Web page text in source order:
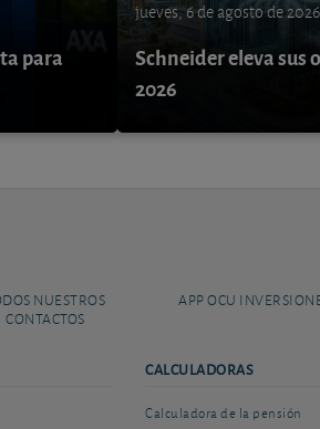
para
jueves, 6 de agosto de 2026
Schneider eleva sus
2026
NUESTROS
CONTACTOS
APP OCU
CALCULADORAS
Calculadora de la pensión